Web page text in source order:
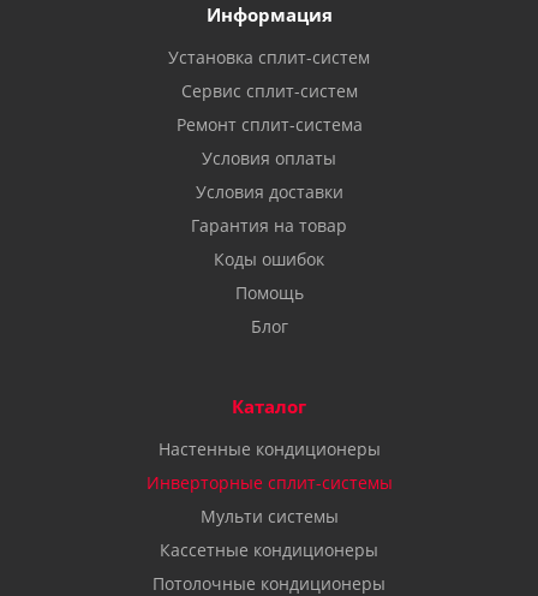
Информация
Установка сплит-систем
Сервис сплит-систем
Ремонт сплит-система
Условия оплаты
Условия доставки
Гарантия на товар
Коды ошибок
Помощь
Блог
Каталог
Настенные кондиционеры
Инверторные сплит-системы
Мульти системы
Кассетные кондиционеры
Потолочные кондиционеры